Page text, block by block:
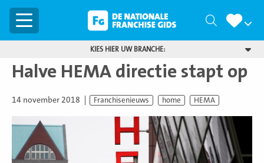
Menu Zoeken
KIES HIER UW BRANCHE:
Halve HEMA directie stapt op
14 november 2018 Franchisenieuws home HEMA